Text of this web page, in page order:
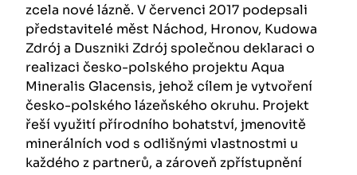
zcela nové lázně. V červenci 2017 podepsali
představitelé měst Náchod, Hronov, Kudowa
Zdrój a Duszniki Zdrój společnou deklaraci o
realizaci česko-polského projektu Aqua
Mineralis Glacensis, jehož cílem je vytvoření
česko-polského lázeňského okruhu. Projekt
řeší využití přírodního bohatství, jmenovitě
minerálních vod s odlišnými vlastnostmi u
každého z partnerů, a zároveň zpřístupnění